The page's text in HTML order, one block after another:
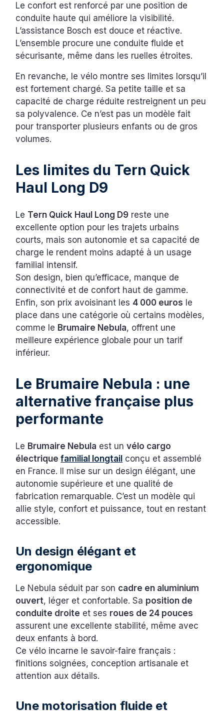
Le confort est renforcé par une position de
conduite haute qui améliore la visibilité.
L’assistance Bosch est douce et réactive.
L’ensemble procure une conduite fluide et
sécurisante, même dans les ruelles étroites.
En revanche, le vélo montre ses limites lorsqu’il
est fortement chargé. Sa petite taille et sa
capacité de charge réduite restreignent un peu
sa polyvalence. Ce n’est pas un modèle fait
pour transporter plusieurs enfants ou de gros
volumes.
Les limites du Tern Quick
Haul Long D9
Le Tern Quick Haul Long D9 reste une
excellente option pour les trajets urbains
courts, mais son autonomie et sa capacité de
charge le rendent moins adapté à un usage
familial intensif.
Son design, bien qu’efficace, manque de
connectivité et de confort haut de gamme.
Enfin, son prix avoisinant les 4 000 euros le
place dans une catégorie où certains modèles,
comme le Brumaire Nebula, offrent une
meilleure expérience globale pour un tarif
inférieur.
Le Brumaire Nebula : une
alternative française plus
performante
Le Brumaire Nebula est unvélo cargo
électriquefamilial longtail conçu et assemblé
en France. Il mise sur un design élégant, une
autonomie supérieure et une qualité de
fabrication remarquable. C’est un modèle qui
allie style, confort et puissance, tout en restant
accessible.
Un design élégant et
ergonomique
Le Nebula séduit par son cadre en aluminium
ouvert, léger et confortable. Sa position de
conduite droite et ses roues de 24 pouces
assurent une excellente stabilité, même avec
deux enfants à bord.
Ce vélo incarne le savoir-faire français :
finitions soignées, conception artisanale et
attention aux détails.
Une motorisation fluide et